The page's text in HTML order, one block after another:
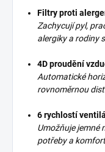
Filtry proti
Zachycují pyl,
alergiky a rodiny
4D proudění
Automatické
rovnoměrnou
6 rychlostí
Umožňuje jemné
potřeby a